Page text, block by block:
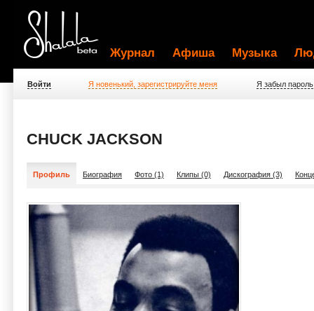
Журнал Афиша Музыка
Войти Я новенький, зарегистрируйте меня Я забыл пароль
CHUCK JACKSON
Профиль Биография Фото (1) Клипы (0) Дискография (3)